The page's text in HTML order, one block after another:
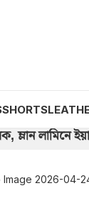
SHORTS
ম্লান লামিনে